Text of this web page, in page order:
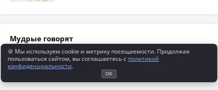
Мудрые говорят
Чай и кофе в отличие от водки дают возможность провести
беседу на равных, правда, со значительно меньшим
моральным удовлетворением. (Г. Ратнер)
🍪 Мы используем cookie и метрику посещаемости. Продолжая
пользоваться сайтом, вы соглашаетесь с политикой
конфиденциальности.
ОК